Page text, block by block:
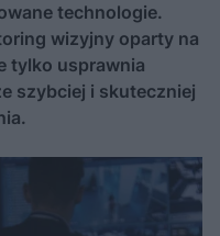
technologie.
wizyjny oparty na
tylko usprawnia
szybciej i skuteczniej